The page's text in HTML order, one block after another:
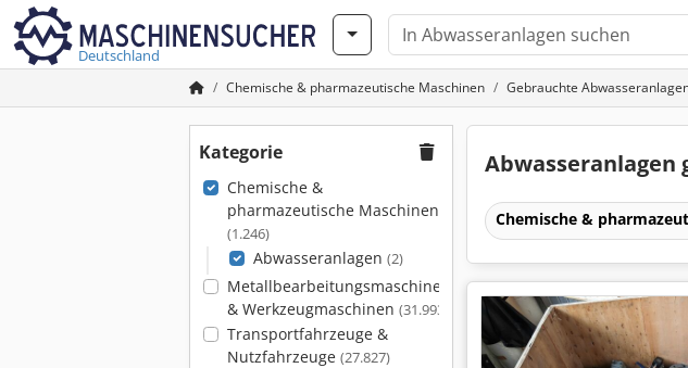
Deutschland
Chemische & pharmazeutische Maschinen Gebrauchte
Kategorie
Chemische &
pharmazeutische Maschinen
(1.246)
Abwasseranlagen (2)
Metallbearbeitungsmaschinen
& Werkzeugmaschinen (31.993)
Transportfahrzeuge &
Nutzfahrzeuge (27.827)
Abwasseranlagen
Chemische &